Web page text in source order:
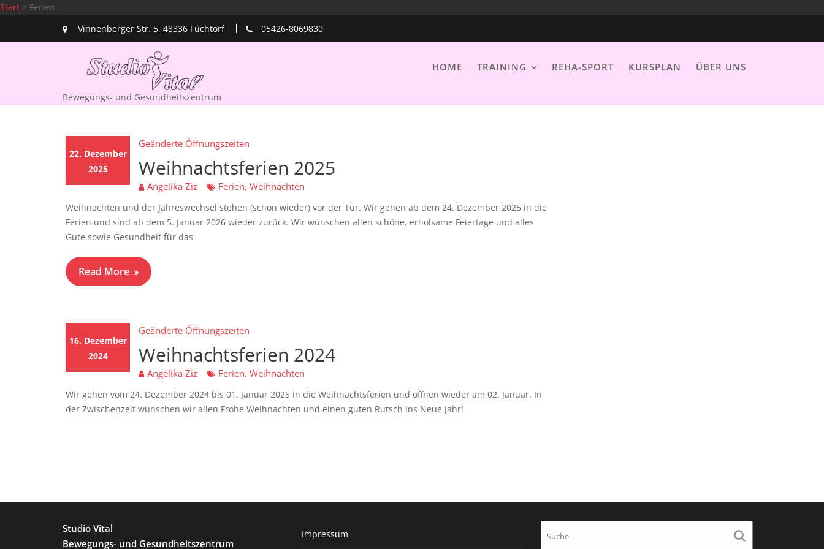
Start > Ferien
Vinnenberger Str. 5, 48336 Füchtorf 05426-8069830
Bewegungs- und Gesundheitszentrum
HOME TRAINING REHA-SPORT KURSPLAN ÜBER UNS
Schlagwort:Ferien
22. Dezember
2025
Geänderte Öffnungszeiten
Weihnachtsferien 2025
Angelika Ziz Ferien, Weihnachten
Weihnachten und der Jahreswechsel stehen (schon wieder) vor der Tür. Wir gehen ab dem 24. Dezember 2025 in die
Ferien und sind ab dem 5. Januar 2026 wieder zurück. Wir wünschen allen schöne, erholsame Feiertage und alles
Gute sowie Gesundheit für das
Read More
16. Dezember
2024
Geänderte Öffnungszeiten
Weihnachtsferien 2024
Angelika Ziz Ferien, Weihnachten
Wir gehen vom 24. Dezember 2024 bis 01. Januar 2025 in die Weihnachtsferien und öffnen wieder am 02. Januar. In
der Zwischenzeit wünschen wir allen Frohe Weihnachten und einen guten Rutsch ins Neue Jahr!
Studio Vital
Bewegungs- und Gesundheitszentrum
Impressum